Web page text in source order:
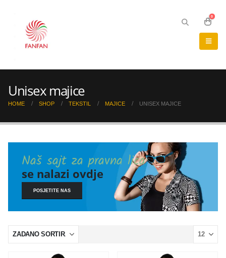
0
Unisex majice
HOME SHOP TEKSTIL MAJICE UNISEX MAJICE
Naš sajt za pravna lica
se nalazi ovdje
POSJETITE NAS